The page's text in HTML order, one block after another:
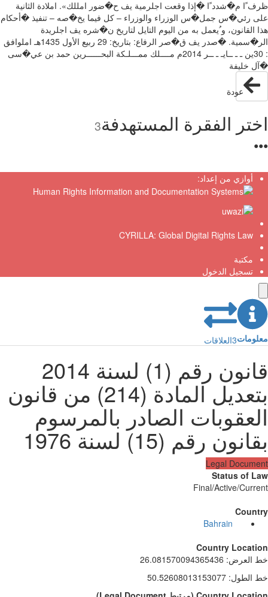
رئي�س جمل�س الوزراء والوزراء – كل فيما يخ�صه – تنفيذ �أحكام
هذا القانون‪ ،‬و ُيعمل‬ ‫به من اليوم التايل لتاريخ ن�شره يف اجلريدة
30 :‬ين ـ ـ ــايـ ـ ــر ‪2014‬م‬ ‫مــــلك ممـــلـكة البحــــــرين‬ ‫حمد بن عي�سى
خليفة‬
عودة
الفقرة المستهدفة3
●
أوازي من إعداد:
CYRILLA: Global Digital Rights Law
مكتبة
تسجيل الدخول
3العلاقات
قانون رقم (1) لسنة 2014
بتعديل المادة (214) من قانون
الصادر بالمرسوم
رقم (15) لسنة 1976
Legal
Status of
Final/Active/
Bahrain
Country
العرض:
26.081570094365436
الطول:
50.52608013153077